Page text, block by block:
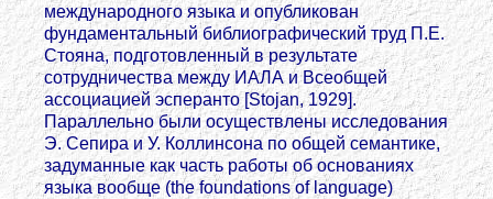
международного языка и опубликован
фундаментальный библиографический труд П.Е.
Стояна, подготовленный в результате
сотрудничества между ИАЛА и Всеобщей
ассоциацией эсперанто [Stojan, 1929].
Параллельно были осуществлены исследования
Э. Сепира и У. Коллинсона по общей семантике,
задуманные как часть работы об основаниях
языка вообще (the foundations of language)